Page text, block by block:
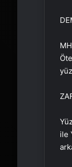
ile